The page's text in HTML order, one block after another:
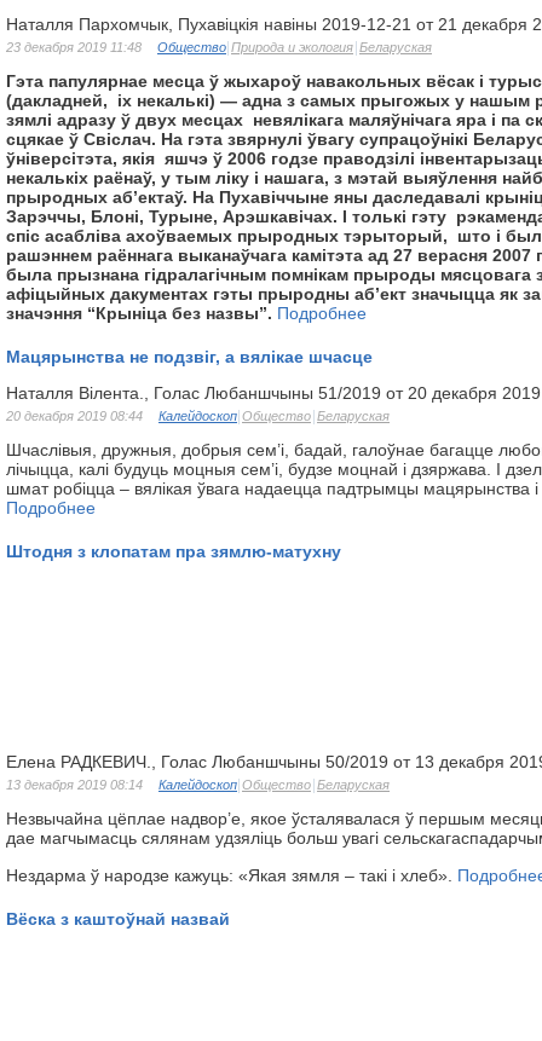
Наталля Пархомчык, Пухавіцкія навіны 2019-12-21 от 21 декабря
23 декабря 2019 11:48 Общество Природа и экология Беларуская
Гэта папулярнае месца ў жыхароў навакольных вёсак і
(дакладней, іх некалькі) — адна з самых прыгожых у нашым
зямлі адразу ў двух месцах невялікага маляўнічага яра і па
сцякае ў Свіслач. На гэта звярнулі ўвагу супрацоўнікі
ўніверсітэта, якія яшчэ ў 2006 годзе праводзілі
некалькіх раёнаў, у тым ліку і нашага, з мэтай выяўлення
прыродных аб’ектаў. На Пухавіччыне яны даследавалі
Зарэччы, Блоні, Турыне, Арэшкавічах. І толькі гэту
спіс асабліва ахоўваемых прыродных тэрыторый, што і
рашэннем раённага выканаўчага камітэта ад 27 верасня
была прызнана гідралагічным помнікам прыроды мясцовага
афіцыйных дакументах гэты прыродны аб’ект значыцца як
значэння “Крыніца без назвы”. Подробнее
Мацярынства не подзвіг, а вялікае шчасце
Наталля Вілента., Голас Любаншчыны 51/2019 от 20 декабря 2019
20 декабря 2019 08:44 Калейдоскоп Общество Беларуская
Шчаслівыя, дружныя, добрыя сем’і, бадай, галоўнае багацце
лічыцца, калі будуць моцныя сем’і, будзе моцнай і дзяржава. І
шмат робіцца – вялікая ўвага надаецца падтрымцы мацярынства і
Подробнее
Штодня з клопатам пра зямлю-матухну
Елена РАДКЕВИЧ., Голас Любаншчыны 50/2019 от 13 декабря
13 декабря 2019 08:14 Калейдоскоп Общество Беларуская
Незвычайна цёплае надвор’е, якое ўсталявалася ў першым
дае магчымасць сялянам удзяліць больш увагі
Нездарма ў народзе кажуць: «Якая зямля – такі і хлеб».
Вёска з каштоўнай назвай